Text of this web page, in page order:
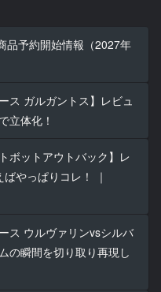
品予約開始情報（2027年
ス ガルガントス】レビュ
立体化！
ボットアウトバック】レ
やっぱりコレ！ ｜
ス ウルヴァリンvsシルバ
の瞬間を切り取り再現し